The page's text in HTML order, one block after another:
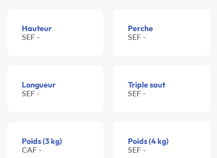
Hauteur
SEF -
Perche
SEF -
Longueur
SEF -
Triple saut
SEF -
Poids (3 kg)
CAF -
Poids (4 kg)
SEF -